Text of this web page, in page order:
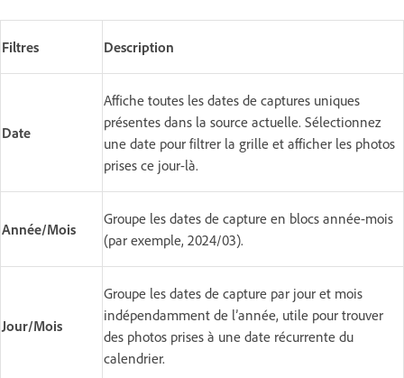
Filtres Description
Date
Affiche toutes les dates de captures uniques
présentes dans la source actuelle. Sélectionnez
une date pour filtrer la grille et afficher les photos
prises ce jour-là.
Année/Mois
Groupe les dates de capture en blocs année-mois
(par exemple, 2024/03).
Jour/Mois
Groupe les dates de capture par jour et mois
indépendamment de l’année, utile pour trouver
des photos prises à une date récurrente du
calendrier.